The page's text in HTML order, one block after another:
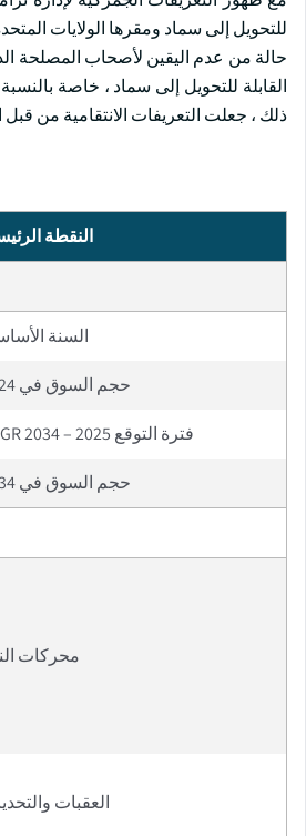
للتحويل إلى سماد ومقرها الولايات
حالة من عدم اليقين لأصحاب المصلحة
القابلة للتحويل إلى سماد ، خاصة
ذلك ، جعلت التعريفات الانتقامية من قبل
النقطة
السنة
حجم السوق في 2024
فترة التوقع 2025 – 2034 CAGR
حجم السوق في 2034
محركات
العقبات